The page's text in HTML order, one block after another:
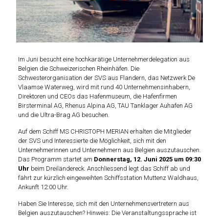
Im Juni besucht eine hochkarätige Unternehmerdelegation aus
Belgien die Schweizerischen Rheinhäfen. Die
Schwesterorganisation der SVS aus Flandern, das Netzwerk De
Vlaamse Waterweg, wird mit rund 40 Unternehmensinhabern,
Direktoren und CEOs das Hafenmuseum, die Hafenfirmen
Birsterminal AG, Rhenus Alpina AG, TAU Tanklager Auhafen AG
und die Ultra-Brag AG besuchen.
Auf dem Schiff MS CHRISTOPH MERIAN erhalten die Mitglieder
der SVS und Interessierte die Möglichkeit, sich mit den
Unternehmerinnen und Unternehmern aus Belgien auszutauschen.
Das Programm startet am Donnerstag, 12. Juni 2025 um 09:30
Uhr beim Dreiländereck. Anschliessend legt das Schiff ab und
fährt zur kürzlich eingeweihten Schiffsstation Muttenz Waldhaus,
Ankunft 12:00 Uhr.
Haben Sie Interesse, sich mit den Unternehmensvertretern aus
Belgien auszutauschen? Hinweis: Die Veranstaltungssprache ist